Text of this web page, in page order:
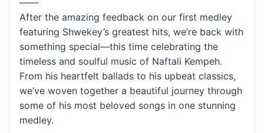
——
After the amazing feedback on our first medley
featuring Shwekey’s greatest hits, we’re back with
something special—this time celebrating the
timeless and soulful music of Naftali Kempeh.
From his heartfelt ballads to his upbeat classics,
we’ve woven together a beautiful journey through
some of his most beloved songs in one stunning
medley.